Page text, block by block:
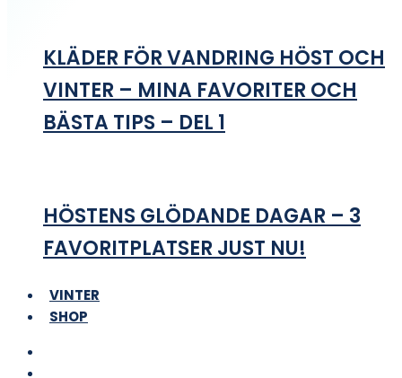
KLÄDER FÖR VANDRING HÖST OCH
VINTER – MINA FAVORITER OCH
BÄSTA TIPS – DEL 1
HÖSTENS GLÖDANDE DAGAR – 3
FAVORITPLATSER JUST NU!
VINTER
SHOP